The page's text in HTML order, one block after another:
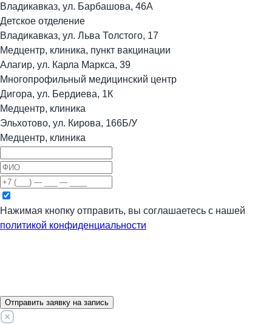
Владикавказ, ул. Барбашова, 46А
Детское отделение
Владикавказ, ул. Льва Толстого, 17
Медцентр, клиника, пункт вакцинации
Алагир, ул. Карла Маркса, 39
Многопрофильный медицинский центр
Дигора, ул. Бердиева, 1К
Медцентр, клиника
Эльхотово, ул. Кирова, 166Б/У
Медцентр, клиника
Нажимая кнопку отправить, вы соглашаетесь с нашей
политикой конфиденциальности
Отправить заявку на запись